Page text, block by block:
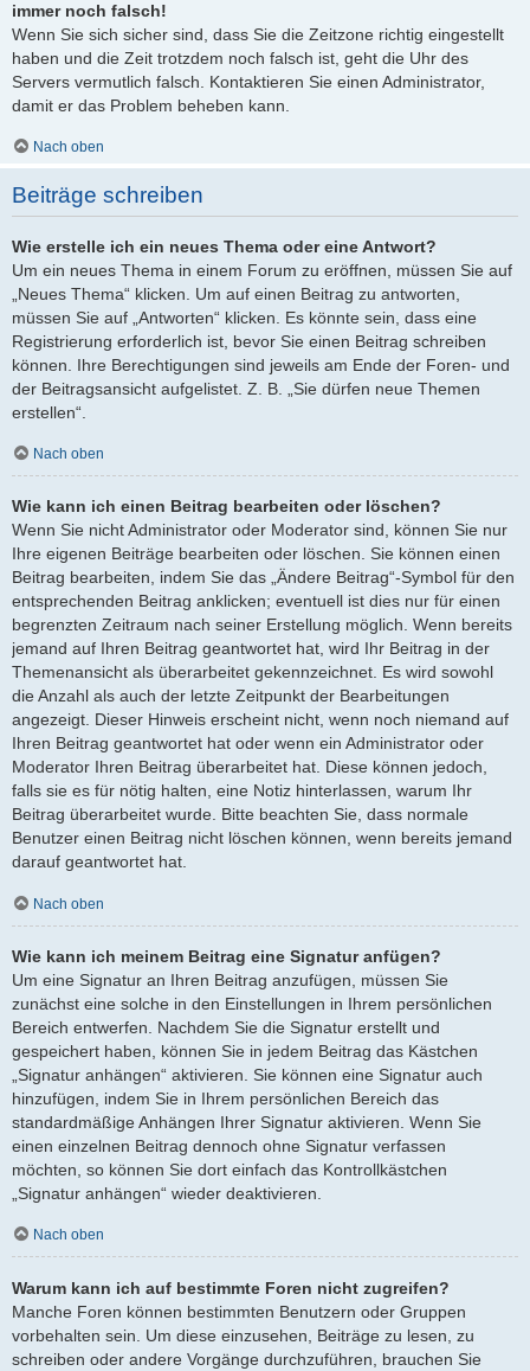
immer noch falsch!
Wenn Sie sich sicher sind, dass Sie die Zeitzone richtig eingestellt
haben und die Zeit trotzdem noch falsch ist, geht die Uhr des
Servers vermutlich falsch. Kontaktieren Sie einen Administrator,
damit er das Problem beheben kann.
Nach oben
Beiträge schreiben
Wie erstelle ich ein neues Thema oder eine Antwort?
Um ein neues Thema in einem Forum zu eröffnen, müssen Sie auf
„Neues Thema“ klicken. Um auf einen Beitrag zu antworten,
müssen Sie auf „Antworten“ klicken. Es könnte sein, dass eine
Registrierung erforderlich ist, bevor Sie einen Beitrag schreiben
können. Ihre Berechtigungen sind jeweils am Ende der Foren- und
der Beitragsansicht aufgelistet. Z. B. „Sie dürfen neue Themen
erstellen“.
Nach oben
Wie kann ich einen Beitrag bearbeiten oder löschen?
Wenn Sie nicht Administrator oder Moderator sind, können Sie nur
Ihre eigenen Beiträge bearbeiten oder löschen. Sie können einen
Beitrag bearbeiten, indem Sie das „Ändere Beitrag“-Symbol für den
entsprechenden Beitrag anklicken; eventuell ist dies nur für einen
begrenzten Zeitraum nach seiner Erstellung möglich. Wenn bereits
jemand auf Ihren Beitrag geantwortet hat, wird Ihr Beitrag in der
Themenansicht als überarbeitet gekennzeichnet. Es wird sowohl
die Anzahl als auch der letzte Zeitpunkt der Bearbeitungen
angezeigt. Dieser Hinweis erscheint nicht, wenn noch niemand auf
Ihren Beitrag geantwortet hat oder wenn ein Administrator oder
Moderator Ihren Beitrag überarbeitet hat. Diese können jedoch,
falls sie es für nötig halten, eine Notiz hinterlassen, warum Ihr
Beitrag überarbeitet wurde. Bitte beachten Sie, dass normale
Benutzer einen Beitrag nicht löschen können, wenn bereits jemand
darauf geantwortet hat.
Nach oben
Wie kann ich meinem Beitrag eine Signatur anfügen?
Um eine Signatur an Ihren Beitrag anzufügen, müssen Sie
zunächst eine solche in den Einstellungen in Ihrem persönlichen
Bereich entwerfen. Nachdem Sie die Signatur erstellt und
gespeichert haben, können Sie in jedem Beitrag das Kästchen
„Signatur anhängen“ aktivieren. Sie können eine Signatur auch
hinzufügen, indem Sie in Ihrem persönlichen Bereich das
standardmäßige Anhängen Ihrer Signatur aktivieren. Wenn Sie
einen einzelnen Beitrag dennoch ohne Signatur verfassen
möchten, so können Sie dort einfach das Kontrollkästchen
„Signatur anhängen“ wieder deaktivieren.
Nach oben
Warum kann ich auf bestimmte Foren nicht zugreifen?
Manche Foren können bestimmten Benutzern oder Gruppen
vorbehalten sein. Um diese einzusehen, Beiträge zu lesen, zu
schreiben oder andere Vorgänge durchzuführen, brauchen Sie